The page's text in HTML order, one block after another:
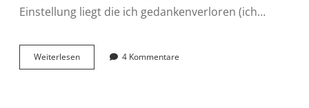
Einstellung liegt die ich gedankenverloren (ich…
WeiterlesenMein
Blog
4 Kommentare